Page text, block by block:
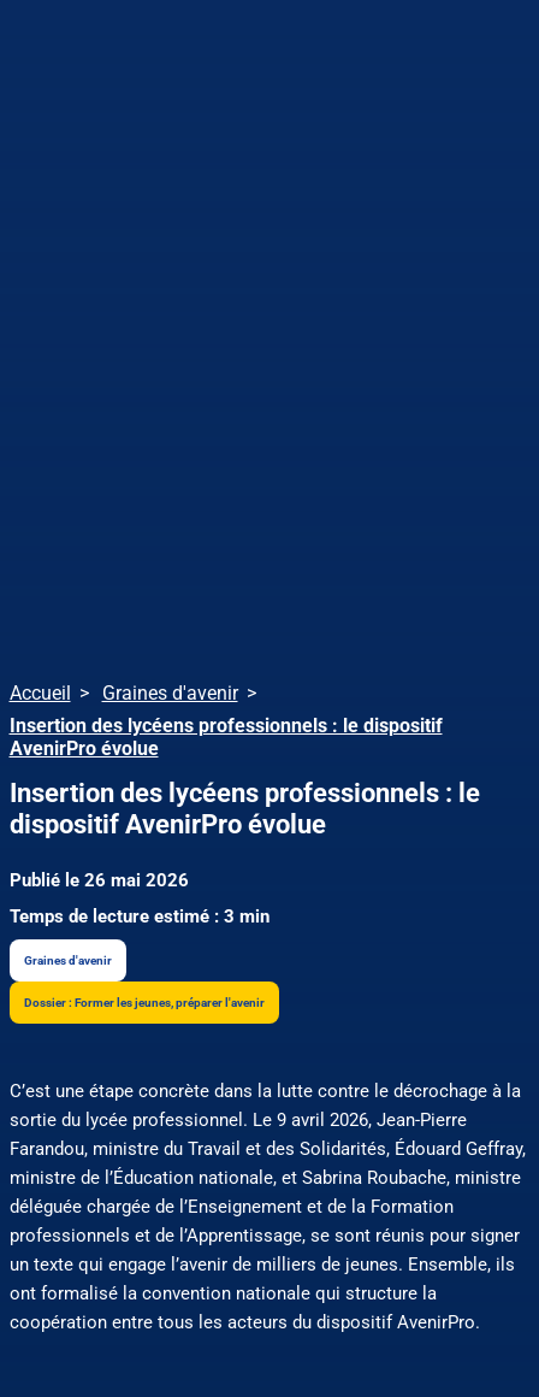
Accueil
Graines d'avenir
Insertion des lycéens professionnels : le dispositif
AvenirPro évolue
Insertion des lycéens professionnels : le
dispositif AvenirPro évolue
Publié le 26 mai 2026
Temps de lecture estimé : 3 min
Graines d'avenir
Dossier : Former les jeunes, préparer l'avenir
C’est une étape concrète dans la lutte contre le décrochage à la
sortie du lycée professionnel. Le 9 avril 2026, Jean-Pierre
Farandou, ministre du Travail et des Solidarités, Édouard Geffray,
ministre de l’Éducation nationale, et Sabrina Roubache, ministre
déléguée chargée de l’Enseignement et de la Formation
professionnels et de l’Apprentissage, se sont réunis pour signer
un texte qui engage l’avenir de milliers de jeunes. Ensemble, ils
ont formalisé la convention nationale qui structure la
coopération entre tous les acteurs du dispositif AvenirPro.